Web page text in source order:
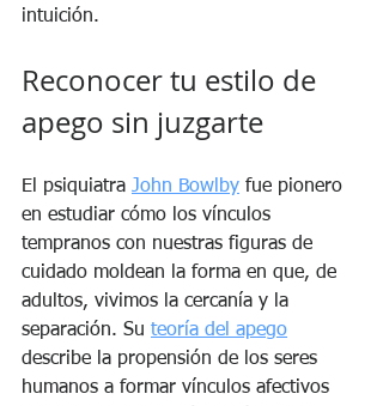
intuición.
Reconocer tu estilo de
apego sin juzgarte
El psiquiatra John Bowlby fue pionero
en estudiar cómo los vínculos
tempranos con nuestras figuras de
cuidado moldean la forma en que, de
adultos, vivimos la cercanía y la
separación. Su teoría del apego
describe la propensión de los seres
humanos a formar vínculos afectivos